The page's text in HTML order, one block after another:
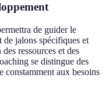
de guider le
de jalons spécifiques et
ressources et des
se distingue des
constamment aux besoins